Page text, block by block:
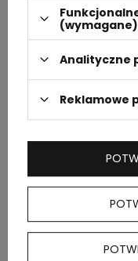
PAKOWANIE
Wymiary
kartonu
zewnętrznego
(m)
kartonie
wewnętrznym
Waga
(wymagane)
Analityczne
Reklamowe